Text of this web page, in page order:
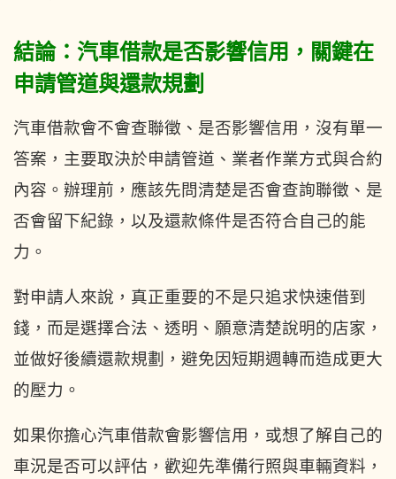
結論：汽車借款是否影響信用，關鍵在
申請管道與還款規劃
汽車借款會不會查聯徵、是否影響信用，沒有單一
答案，主要取決於申請管道、業者作業方式與合約
內容。辦理前，應該先問清楚是否會查詢聯徵、是
否會留下紀錄，以及還款條件是否符合自己的能
力。
對申請人來說，真正重要的不是只追求快速借到
錢，而是選擇合法、透明、願意清楚說明的店家，
並做好後續還款規劃，避免因短期週轉而造成更大
的壓力。
如果你擔心汽車借款會影響信用，或想了解自己的
車況是否可以評估，歡迎先準備行照與車輛資料，